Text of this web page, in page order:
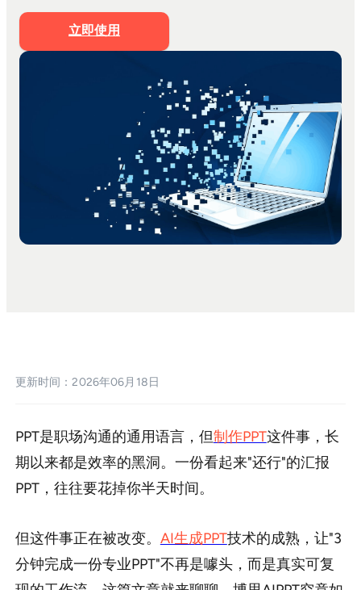
Markdown生成PPT
文字转PPT
立即使用
更新时间：2026年06月18日
PPT是职场沟通的通用语言，但制作PPT这件事，长
期以来都是效率的黑洞。一份看起来"还行"的汇报
PPT，往往要花掉你半天时间。
但这件事正在被改变。 AI生成PPT技术的成熟，让"3
分钟完成一份专业PPT"不再是噱头，而是真实可复